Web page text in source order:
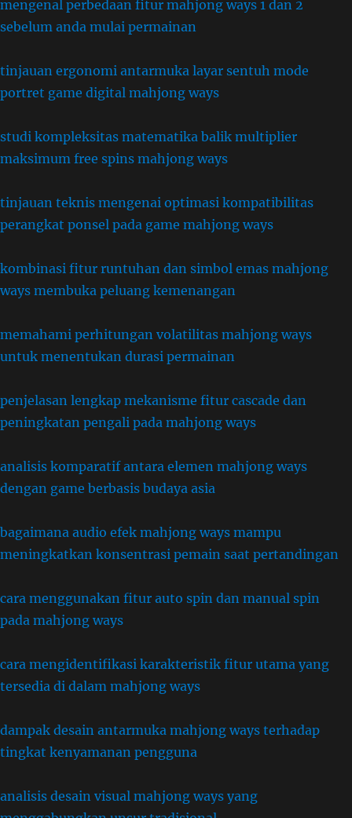
mengenal perbedaan fitur mahjong ways 1 dan 2
sebelum anda mulai permainan
tinjauan ergonomi antarmuka layar sentuh mode
portret game digital mahjong ways
studi kompleksitas matematika balik multiplier
maksimum free spins mahjong ways
tinjauan teknis mengenai optimasi kompatibilitas
perangkat ponsel pada game mahjong ways
kombinasi fitur runtuhan dan simbol emas mahjong
ways membuka peluang kemenangan
memahami perhitungan volatilitas mahjong ways
untuk menentukan durasi permainan
penjelasan lengkap mekanisme fitur cascade dan
peningkatan pengali pada mahjong ways
analisis komparatif antara elemen mahjong ways
dengan game berbasis budaya asia
bagaimana audio efek mahjong ways mampu
meningkatkan konsentrasi pemain saat pertandingan
cara menggunakan fitur auto spin dan manual spin
pada mahjong ways
cara mengidentifikasi karakteristik fitur utama yang
tersedia di dalam mahjong ways
dampak desain antarmuka mahjong ways terhadap
tingkat kenyamanan pengguna
analisis desain visual mahjong ways yang